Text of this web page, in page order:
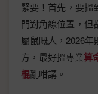
緊要！首先，要搵
門對角線位置，但
屬鼠嘅人，2026
方，最好搵專業算
棍亂咁講。